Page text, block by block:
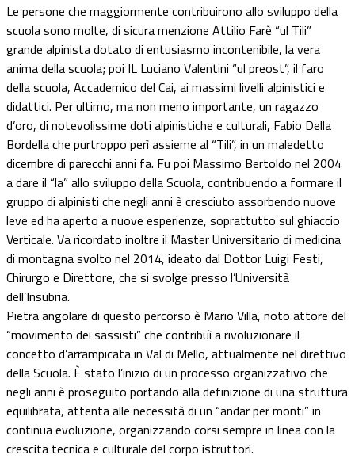
Le persone che maggiormente contribuirono allo sviluppo della
scuola sono molte, di sicura menzione Attilio Farè “ul Tili”
grande alpinista dotato di entusiasmo incontenibile, la vera
anima della scuola; poi IL Luciano Valentini “ul preost”, il faro
della scuola, Accademico del Cai, ai massimi livelli alpinistici e
didattici. Per ultimo, ma non meno importante, un ragazzo
d’oro, di notevolissime doti alpinistiche e culturali, Fabio Della
Bordella che purtroppo perì assieme al “Tili”, in un maledetto
dicembre di parecchi anni fa. Fu poi Massimo Bertoldo nel 2004
a dare il “la” allo sviluppo della Scuola, contribuendo a formare il
gruppo di alpinisti che negli anni è cresciuto assorbendo nuove
leve ed ha aperto a nuove esperienze, soprattutto sul ghiaccio
Verticale. Va ricordato inoltre il Master Universitario di medicina
di montagna svolto nel 2014, ideato dal Dottor Luigi Festi,
Chirurgo e Direttore, che si svolge presso l’Università
dell’Insubria.
Pietra angolare di questo percorso è Mario Villa, noto attore del
“movimento dei sassisti” che contribuì a rivoluzionare il
concetto d’arrampicata in Val di Mello, attualmente nel direttivo
della Scuola. È stato l’inizio di un processo organizzativo che
negli anni è proseguito portando alla definizione di una struttura
equilibrata, attenta alle necessità di un “andar per monti” in
continua evoluzione, organizzando corsi sempre in linea con la
crescita tecnica e culturale del corpo istruttori.